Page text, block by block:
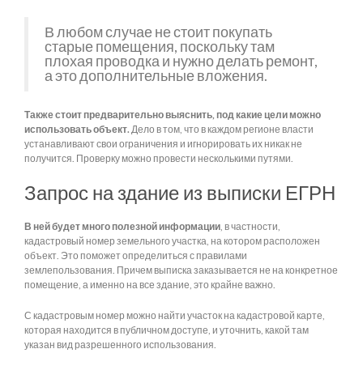
В любом случае не стоит покупать
старые помещения, поскольку там
плохая проводка и нужно делать ремонт,
а это дополнительные вложения.
Также стоит предварительно выяснить, под какие цели можно
использовать объект. Дело в том, что в каждом регионе власти
устанавливают свои ограничения и игнорировать их никак не
получится. Проверку можно провести несколькими путями.
Запрос на здание из выписки ЕГРН
В ней будет много полезной информации, в частности,
кадастровый номер земельного участка, на котором расположен
объект. Это поможет определиться с правилами
землепользования. Причем выписка заказывается не на конкретное
помещение, а именно на все здание, это крайне важно.
С кадастровым номер можно найти участок на кадастровой карте,
которая находится в публичном доступе, и уточнить, какой там
указан вид разрешенного использования.